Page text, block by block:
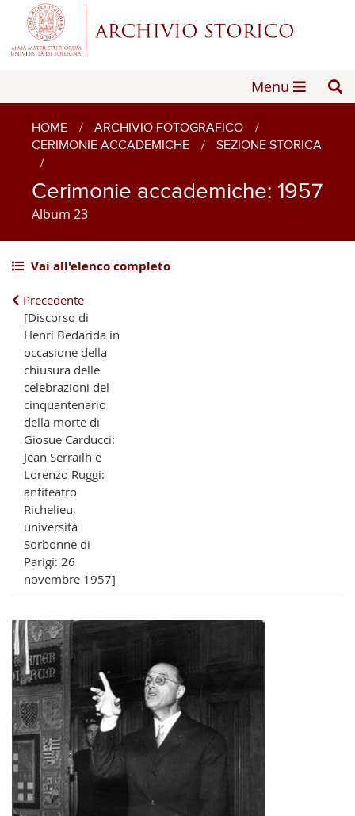
Menu
HOME / ARCHIVIO FOTOGRAFICO
/
CERIMONIE ACCADEMICHE
/
SEZIONE STORICA
/
Cerimonie accademiche: 1957
Album 23
Vai all'elenco completo
Precedente
[Discorso di
Henri Bedarida in
occasione della
chiusura delle
celebrazioni del
cinquantenario
della morte di
Giosue Carducci:
Jean Serrailh e
Lorenzo Ruggi:
anfiteatro
Richelieu,
università
Sorbonne di
Parigi: 26
novembre 1957]